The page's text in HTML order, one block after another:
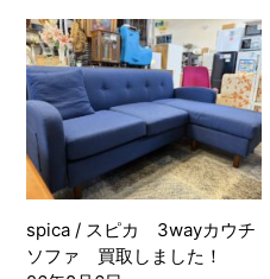
spica / スピカ 3wayカウチ
ソファ 買取しました！